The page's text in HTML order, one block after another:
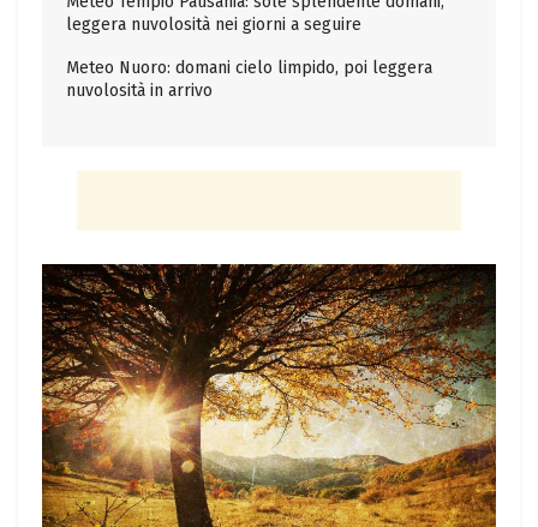
leggera nuvolosità nei giorni a seguire
Meteo Nuoro: domani cielo limpido, poi leggera
nuvolosità in arrivo